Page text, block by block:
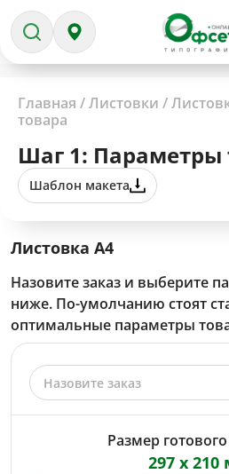
Главная /Листовки /
товара
Шаг 1: Параметры
Шаблон макета
Листовка А4
Назовите заказ и выберите
ниже. По-умолчанию стоят
оптимальные параметры
Размер
297 x